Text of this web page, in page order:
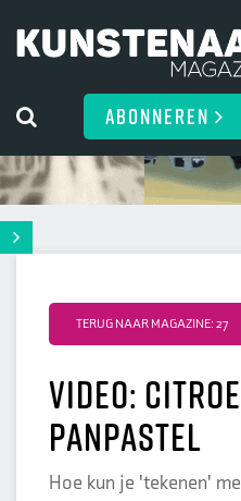
ABONNEREN
TERUG NAAR MAGAZINE: 27
video:
panpastel
Hoe kun je 'tekenen'